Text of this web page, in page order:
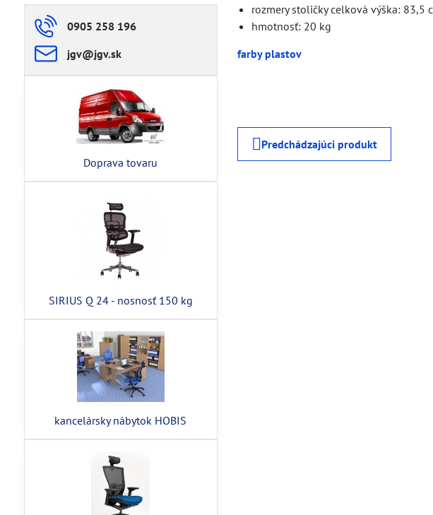
rozmery stoličky celková výška: 83,5
hmotnosť: 20 kg
farby plastov
Predchádzajúci produkt
0905 258 196
jgv​@jgv​.sk
Doprava tovaru
SIRIUS Q 24 - nosnosť 150 kg
kancelársky nábytok HOBIS